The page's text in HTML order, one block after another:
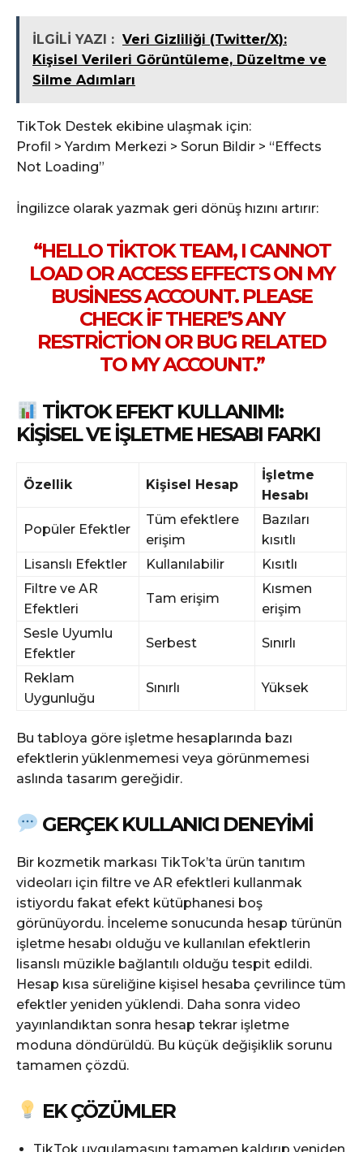
İLGİLİ YAZI : Veri Gizliliği (Twitter/X):
Kişisel Verileri Görüntüleme, Düzeltme ve
Silme Adımları
TikTok Destek ekibine ulaşmak için:
Profil > Yardım Merkezi > Sorun Bildir > “Effects
Not Loading”
İngilizce olarak yazmak geri dönüş hızını artırır:
“HELLO TIKTOK TEAM, I CANNOT
LOAD OR ACCESS EFFECTS ON MY
BUSINESS ACCOUNT. PLEASE
CHECK IF THERE’S ANY
RESTRICTION OR BUG RELATED
TO MY ACCOUNT.”
TIKTOK EFEKT KULLANIMI:
KIŞISEL VE İŞLETME HESABI FARKI
Özellik Kişisel Hesap
İşletme
Hesabı
Popüler Efektler
Tüm efektlere
erişim
Bazıları
kısıtlı
Lisanslı Efektler
Kullanılabilir
Kısıtlı
Filtre ve AR
Efektleri
Tam erişim
Kısmen
erişim
Sesle Uyumlu
Efektler
Serbest Sınırlı
Reklam
Uygunluğu
Sınırlı Yüksek
Bu tabloya göre işletme hesaplarında bazı
efektlerin yüklenmemesi veya görünmemesi
aslında tasarım gereğidir.
GERÇEK KULLANICI DENEYIMI
Bir kozmetik markası TikTok’ta ürün tanıtım
videoları için filtre ve AR efektleri kullanmak
istiyordu fakat efekt kütüphanesi boş
görünüyordu. İnceleme sonucunda hesap türünün
işletme hesabı olduğu ve kullanılan efektlerin
lisanslı müzikle bağlantılı olduğu tespit edildi.
Hesap kısa süreliğine kişisel hesaba çevrilince tüm
efektler yeniden yüklendi. Daha sonra video
yayınlandıktan sonra hesap tekrar işletme
moduna döndürüldü. Bu küçük değişiklik sorunu
tamamen çözdü.
EK ÇÖZÜMLER